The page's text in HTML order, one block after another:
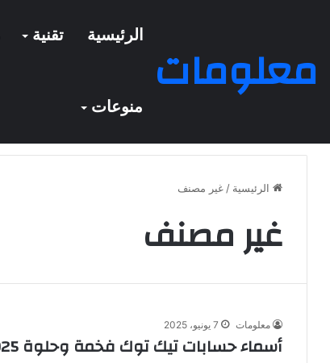
معلومات الرئيسية تقنية
منوعات
الرئيسية / غير مصنف
غير مصنف
معلومات 7 يونيو، 2025
أسماء حسابات تيك توك فخمة وحلوة 2025: تميّز بهوية رقمية فريدة